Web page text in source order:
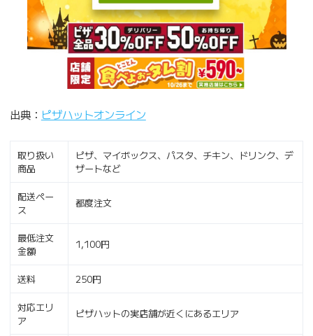
出典： ピザハットオンライン
取り扱い
商品
ピザ、マイボックス、パスタ、チキン、ドリンク、デ
ザートなど
配送ペー
ス
都度注文
最低注文
金額
1,100円
送料 250円
対応エリ
ア
ピザハットの実店舗が近くにあるエリア